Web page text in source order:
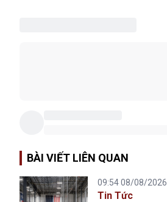
BÀI VIẾT LIÊN QUAN
09:54 08/08/2026
Tin Tức